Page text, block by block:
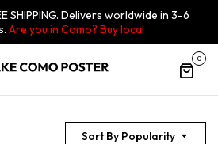
SHIPPING. Delivers worldwide in 3-6
Are you in Como? Buy local
0
Sort By Popularity